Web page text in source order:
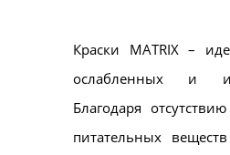
Краски MATRIX –
ослабленных и
Благодаря
питательных